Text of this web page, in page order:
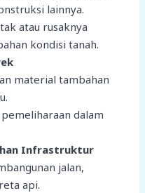
lainnya.
atau rusaknya
kondisi tanah.
material tambahan
dalam
Infrastruktur
jalan,
api.